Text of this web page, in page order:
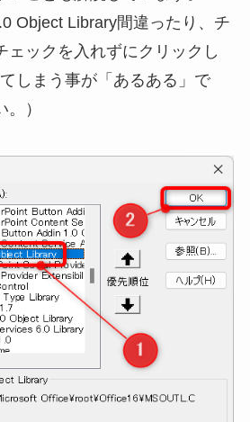
Object Library間違ったり、チ
ェックを入れずにクリックし
しまう事が「あるある」で
）